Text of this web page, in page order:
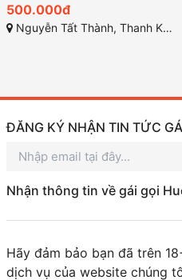
500.000đ
Nguyễn Tất Thành, Thanh Khê, Đà Nẵng
ĐĂNG KÝ NHẬN TIN TỨC
Nhận thông tin về gái gọi
Hãy đảm bảo bạn đã trên
dịch vụ của website chúng